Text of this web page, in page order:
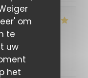
om
te
uw
het
:5